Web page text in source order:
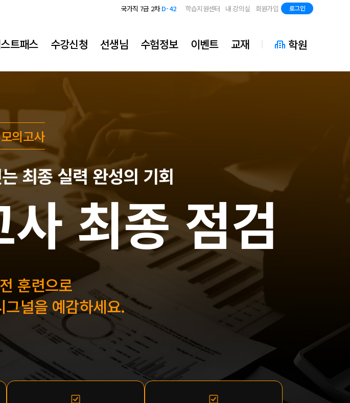
학습지원센터 내 강의실 회원가입 로그인
국가직 7급 2차D-42
지방직 7급
트패스 수강신청 선생님 수험정보 이벤트 교재 학원
의고사
는최종 실력 완성의 기회
최종 점검
훈련으로
널을 예감하세요.